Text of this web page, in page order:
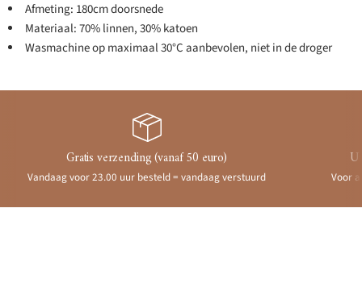
Afmeting: 180cm doorsnede
Materiaal: 70% linnen, 30% katoen
Wasmachine op maximaal 30°C aanbevolen, niet in de droger
Gratis verzending (vanaf 50 euro)
Vandaag voor 23.00 uur besteld = vandaag verstuurd Voor